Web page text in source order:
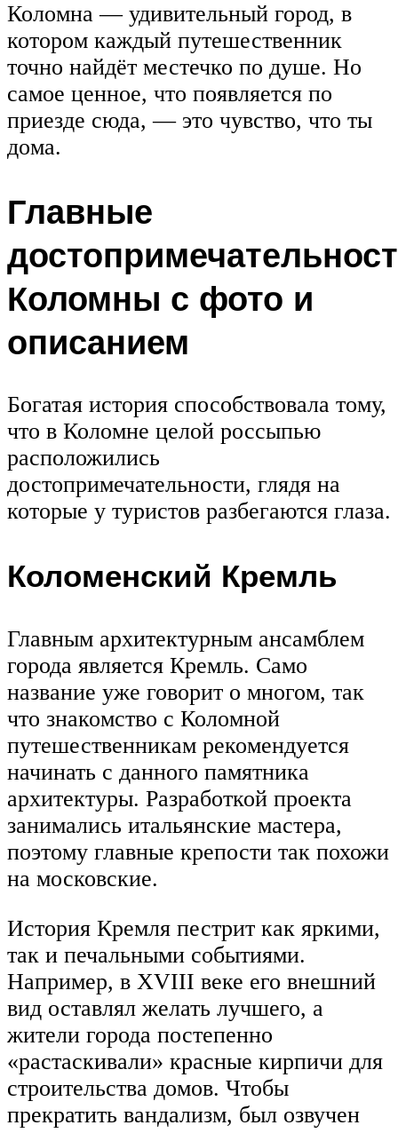
Коломна — удивительный город, в
котором каждый путешественник
точно найдёт местечко по душе. Но
самое ценное, что появляется по
приезде сюда, — это чувство, что ты
дома.
Главные
Коломны с фото и
описанием
Богатая история способствовала тому,
что в Коломне целой россыпью
расположились
достопримечательности, глядя на
которые у туристов разбегаются глаза.
Коломенский Кремль
Главным архитектурным ансамблем
города является Кремль. Само
название уже говорит о многом, так
что знакомство с Коломной
путешественникам рекомендуется
начинать с данного памятника
архитектуры. Разработкой проекта
занимались итальянские мастера,
поэтому главные крепости так похожи
на московские.
История Кремля пестрит как яркими,
так и печальными событиями.
Например, в XVIII веке его внешний
вид оставлял желать лучшего, а
жители города постепенно
«растаскивали» красные кирпичи для
строительства домов. Чтобы
прекратить вандализм, был озвучен